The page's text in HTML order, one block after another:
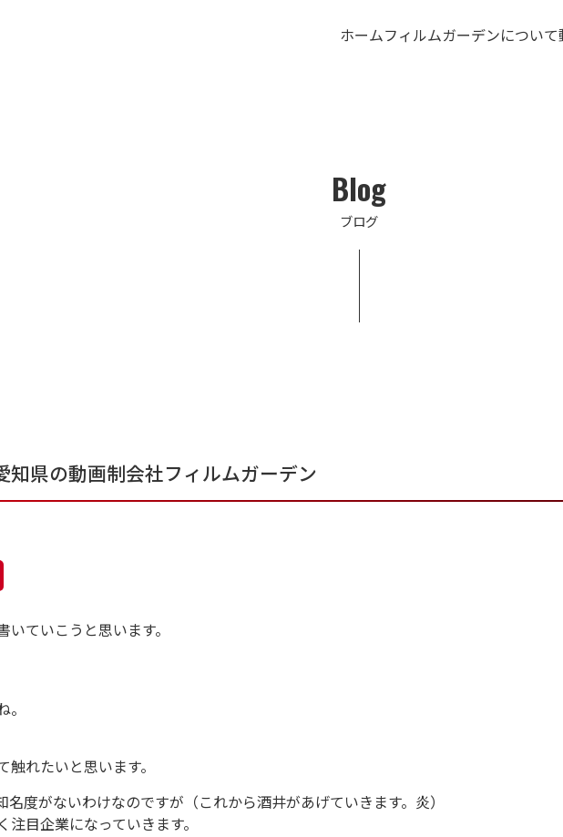
ホームフィルムガーデンについて
Blog
ブログ
県の動画制会社フィルムガーデン
ていこうと思います。
れたいと思います。
度がないわけなのですが（これから酒井があげていきます。炎）
目企業になっていきます。